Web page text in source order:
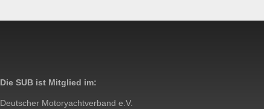
Die SUB ist Mitglied im:
Deutscher Motoryachtverband e.V.